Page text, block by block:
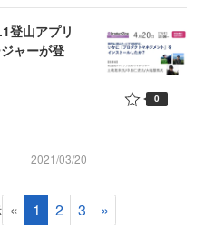
登山アプリ
ャーが登
2021/03/20
0
« 1 2 3 »